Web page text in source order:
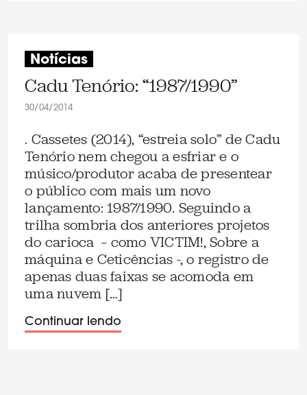
Notícias
Cadu Tenório: “1987/1990”
30/04/2014
. Cassetes (2014), “estreia solo” de Cadu
Tenório nem chegou a esfriar e o
músico/produtor acaba de presentear
o público com mais um novo
lançamento: 1987/1990. Seguindo a
trilha sombria dos anteriores projetos
do carioca – como VICTIM!, Sobre a
máquina e Ceticências -, o registro de
apenas duas faixas se acomoda em
uma nuvem […]
Continuar lendo